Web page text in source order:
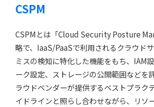
CSPM
CSPMとは「Cloud Security Posture
略で、IaaS/PaaSで利用されるクラウド
ミスの検知に特化した機能をもち、IAM
ーク設定、ストレージの公開範囲などを
ラウドベンダーが提供するベストプラク
イドラインと照らし合わせながら、リソ